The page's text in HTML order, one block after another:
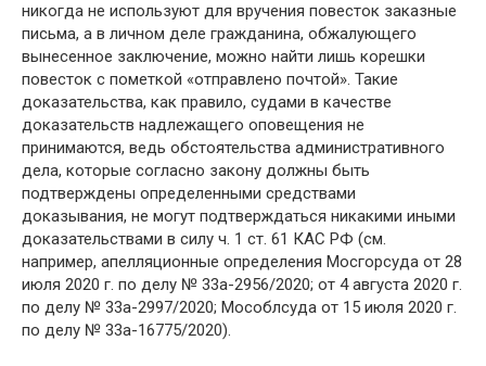
никогда не используют для вручения повесток заказные
письма, а в личном деле гражданина, обжалующего
вынесенное заключение, можно найти лишь корешки
повесток с пометкой «отправлено почтой». Такие
доказательства, как правило, судами в качестве
доказательств надлежащего оповещения не
принимаются, ведь обстоятельства административного
дела, которые согласно закону должны быть
подтверждены определенными средствами
доказывания, не могут подтверждаться никакими иными
доказательствами в силу ч. 1 ст. 61 КАС РФ (см.
например, апелляционные определения Мосгорсуда от 28
июля 2020 г. по делу № 33а-2956/2020; от 4 августа 2020 г.
по делу № 33а-2997/2020; Мособлсуда от 15 июля 2020 г.
по делу № 33а-16775/2020).